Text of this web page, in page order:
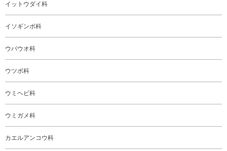
イットウダイ科
イソギンポ科
ウバウオ科
ウツボ科
ウミヘビ科
ウミガメ科
カエルアンコウ科